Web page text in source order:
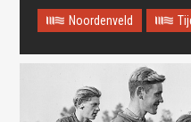
Noordenveld